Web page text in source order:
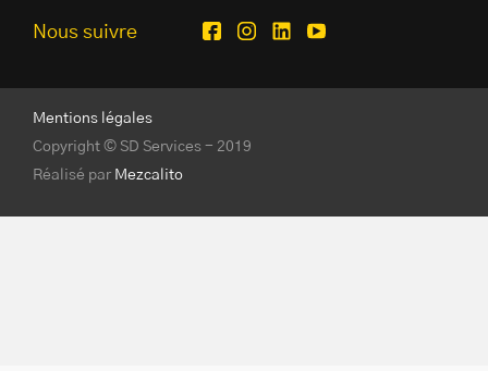
Nous suivre
Mentions légales
Copyright © SD Services - 2019
Réalisé par Mezcalito